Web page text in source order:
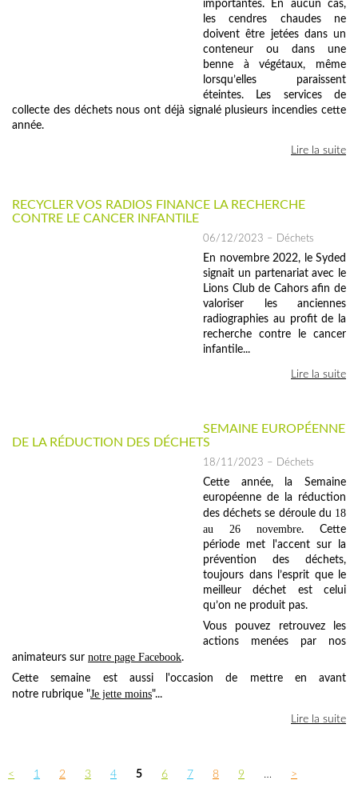
importantes. En aucun cas,
les cendres chaudes ne
doivent être jetées dans un
conteneur ou dans une
benne à végétaux, même
lorsqu’elles paraissent
éteintes. Les services de
collecte des déchets nous ont déjà signalé plusieurs incendies cette
année.
Lire la suite
RECYCLER VOS RADIOS FINANCE LA RECHERCHE
CONTRE LE CANCER INFANTILE
06/12/2023 – Déchets
En novembre 2022, le Syded
signait un partenariat avec le
Lions Club de Cahors afin de
valoriser les anciennes
radiographies au profit de la
recherche contre le cancer
infantile...
Lire la suite
SEMAINE EUROPÉENNE
DE LA RÉDUCTION DES DÉCHETS
18/11/2023 – Déchets
Cette année, la Semaine
européenne de la réduction
des déchets se déroule du 18
au 26 novembre. Cette
période met l'accent sur la
prévention des déchets,
toujours dans l’esprit que le
meilleur déchet est celui
qu’on ne produit pas.
Vous pouvez retrouvez les
actions menées par nos
animateurs sur notre page Facebook.
Cette semaine est aussi l'occasion de mettre en avant
notre rubrique "Je jette moins"...
Lire la suite
< 1 2 3 4 5 6 7 8 9 … >